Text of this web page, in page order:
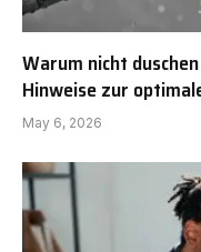
Warum nicht
Hinweise zur
May 6, 2026